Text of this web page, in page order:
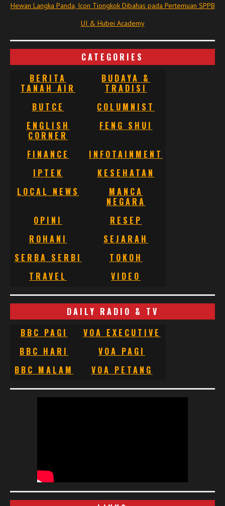
Hewan Langka Panda, Icon Tiongkok Dibahas pada Pertemuan SPPB
UI & Hubei Academy
CATEGORIES
BERITA
TANAH AIR
BUDAYA &
TRADISI
BUTCE
COLUMNIST
ENGLISH
CORNER
FENG SHUI
FINANCE
INFOTAINMENT
IPTEK
KESEHATAN
LOCAL NEWS
MANCA
NEGARA
OPINI
RESEP
ROHANI
SEJARAH
SERBA SERBI
TOKOH
TRAVEL
VIDEO
DAILY RADIO & TV
BBC PAGI
VOA EXECUTIVE
BBC HARI
VOA PAGI
BBC MALAM
VOA PETANG